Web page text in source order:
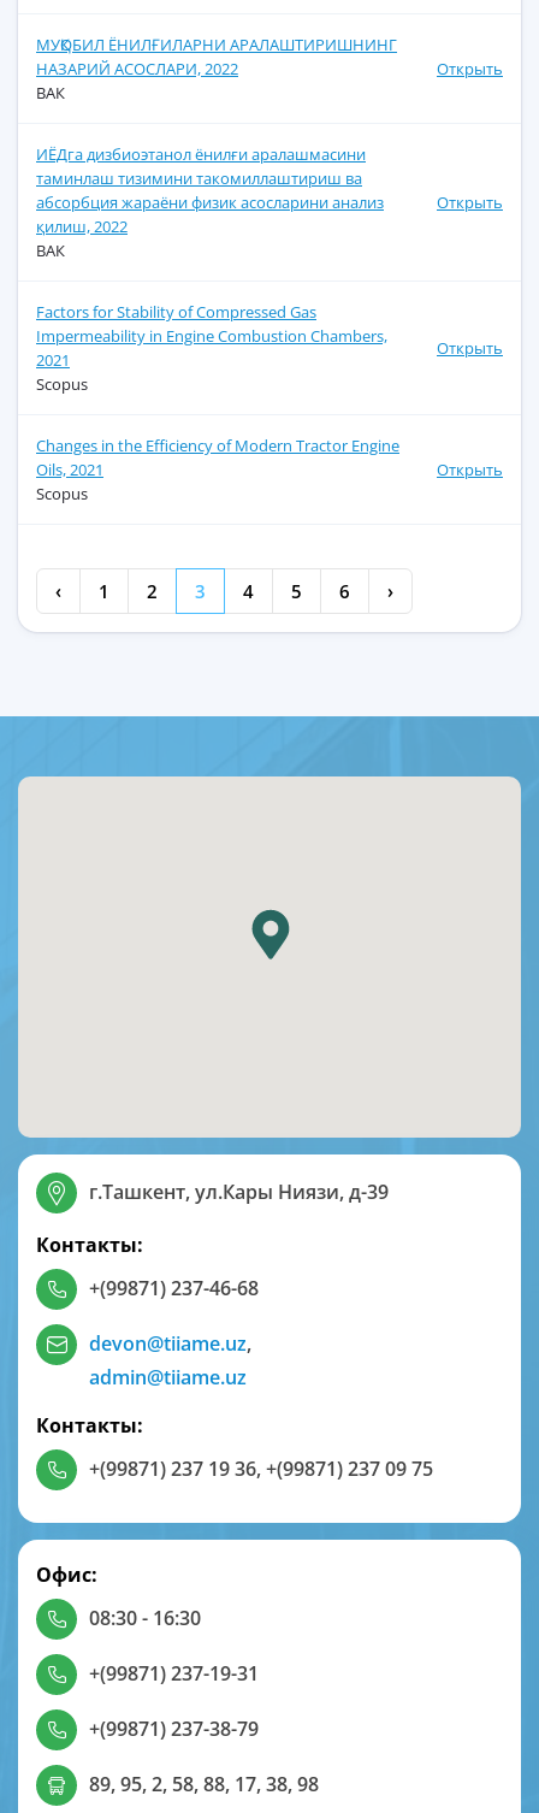
МУҚОБИЛ ЁНИЛҒИЛАРНИ АРАЛАШТИРИШНИНГ
НАЗАРИЙ АСОСЛАРИ, 2022
ВАК
Открыть
ИЁДга дизбиоэтанол ёнилғи аралашмасини
таминлаш тизимини такомиллаштириш ва
абсорбция жараёни физик асосларини анализ
қилиш, 2022
ВАК
Открыть
Factors for Stability of Compressed Gas
Impermeability in Engine Combustion Chambers,
2021
Scopus
Открыть
Сhanges in the Efficiency of Modern Tractor Engine
Oils, 2021
Scopus
Открыть
‹ 1 2 3 4 5 6 ›
г.Ташкент, ул.Кары Ниязи, д-39
Контакты:
+(99871) 237-46-68
devon@tiiame.uz,
admin@tiiame.uz
Контакты:
+(99871) 237 19 36,+(99871) 237 09 75
Офис:
08:30 - 16:30
+(99871) 237-19-31
+(99871) 237-38-79
89, 95, 2, 58, 88, 17, 38, 98